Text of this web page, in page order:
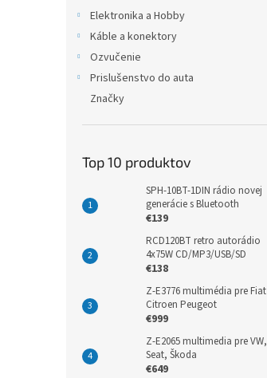
Elektronika a Hobby
Káble a konektory
Ozvučenie
Prislušenstvo do auta
Značky
Top 10 produktov
SPH-10BT-1DIN rádio novej
generácie s Bluetooth
€139
RCD120BT retro autorádio
4x75W CD/MP3/USB/SD
€138
Z-E3776 multimédia pre Fiat
Citroen Peugeot
€999
Z-E2065 multimedia pre VW,
Seat, Škoda
€649